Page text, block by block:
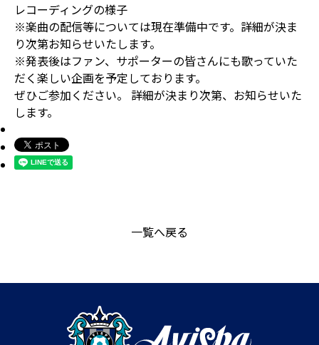
レコーディングの様子
※楽曲の配信等については現在準備中です。詳細が決ま
り次第お知らせいたします。
※発表後はファン、サポーターの皆さんにも歌っていた
だく楽しい企画を予定しております。
ぜひご参加ください。 詳細が決まり次第、お知らせいた
します。
一覧へ戻る